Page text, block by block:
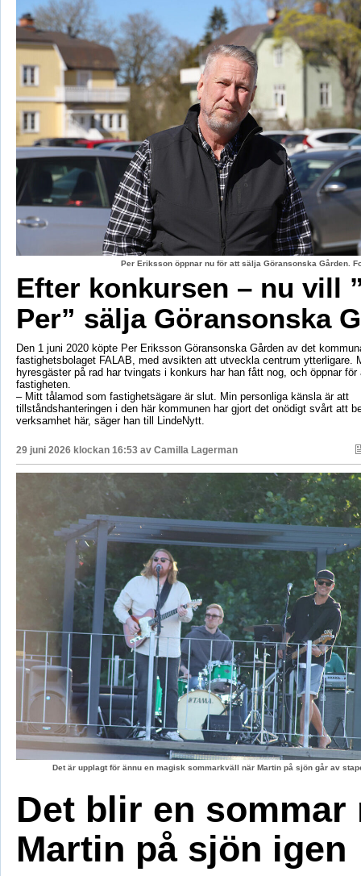
Per Eriksson öppnar nu för att sälja Göransonska Gården.
Efter konkursen – nu vill
Per” sälja Göransonska
Den 1 juni 2020 köpte Per Eriksson Göransonska Gården av det
fastighetsbolaget FALAB, med avsikten att utveckla centrum ytterligare.
hyresgäster på rad har tvingats i konkurs har han fått nog, och öppnar för
fastigheten.
– Mitt tålamod som fastighetsägare är slut. Min personliga känsla är att
tillståndshanteringen i den här kommunen har gjort det onödigt svårt att
verksamhet här, säger han till LindeNytt.
29 juni 2026 klockan 16:53 av Camilla Lagerman
Det är upplagt för ännu en magisk sommarkväll när Martin på sjön går av
Det blir en sommar
Martin på sjön igen